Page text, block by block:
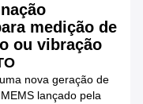
medição de
ou vibração
nova geração de
lançado pela